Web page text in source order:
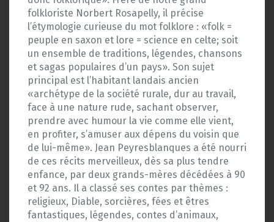
folkloriste Norbert Rosapelly, il précise
l’étymologie curieuse du mot folklore : «folk =
peuple en saxon et lore = science en celte; soit
un ensemble de traditions, légendes, chansons
et sagas populaires d’un pays». Son sujet
principal est l’habitant landais ancien
«archétype de la société rurale, dur au travail,
face à une nature rude, sachant observer,
prendre avec humour la vie comme elle vient,
en profiter, s’amuser aux dépens du voisin que
de lui-même». Jean Peyresblanques a été nourri
de ces récits merveilleux, dès sa plus tendre
enfance, par deux grands-mères décédées à 90
et 92 ans. Il a classé ses contes par thèmes :
religieux, Diable, sorcières, fées et êtres
fantastiques, légendes, contes d’animaux,